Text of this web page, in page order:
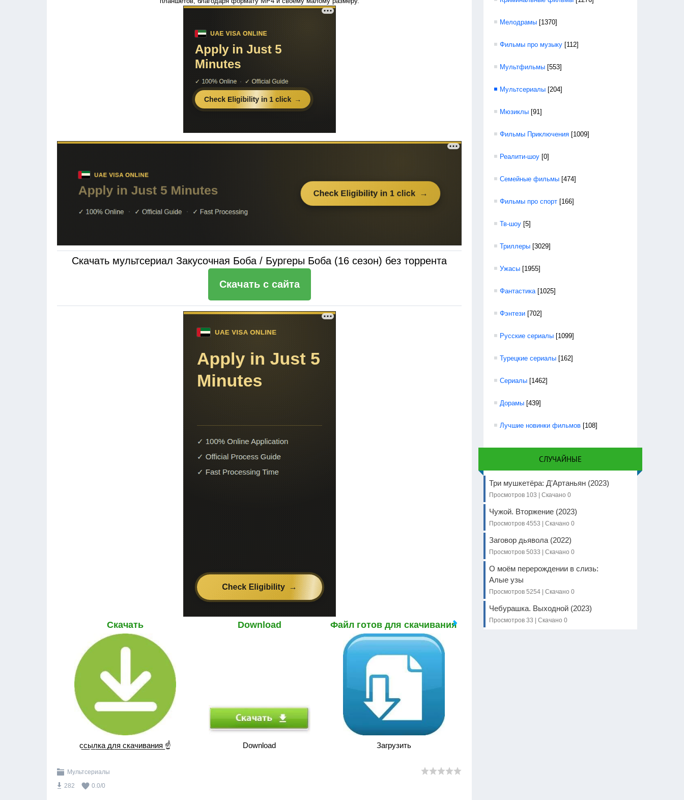
Скачать мультсериал Закусочная Боба / Бургеры Боба (16 сезон) без торрента
Скачать c сайта
Скачать
с̲с̲ы̲л̲к̲а̲ ̲д̲л̲я̲ ̲с̲к̲а̲ч̲и̲в̲а̲н̲и̲я̲ ☝
Download
Download
Файл готов для скачивания
Загрузить
Мультсериалы
282
0.0/0
Мелодрамы [1370]
Фильмы про музыку [112]
Мультфильмы [553]
Мультсериалы [204]
Мюзиклы [91]
Фильмы Приключения [1009]
Реалити-шоу [0]
Семейные фильмы [474]
Фильмы про спорт [166]
Тв-шоу [5]
Триллеры [3029]
Ужасы [1955]
Фантастика [1025]
Фэнтези [702]
Русские сериалы [1099]
Турецкие сериалы [162]
Сериалы [1462]
Дорамы [439]
Лучшие новинки фильмов [108]
СЛУЧАЙНЫЕ
Три мушкетёра: Д'Артаньян (2023)
Просмотров 103 | Скачано 0
Чужой. Вторжение (2023)
Просмотров 4553 | Скачано 0
Заговор дьявола (2022)
Просмотров 5033 | Скачано 0
О моём перерождении в слизь:
Алые узы
Просмотров 5254 | Скачано 0
Чебурашка. Выходной (2023)
Просмотров 33 | Скачано 0